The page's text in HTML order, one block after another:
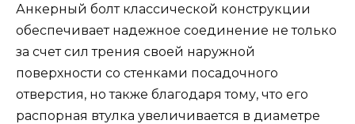
Анкерный болт классической конструкции
обеспечивает надежное соединение не только
за счет сил трения своей наружной
поверхности со стенками посадочного
отверстия, но также благодаря тому, что его
распорная втулка увеличивается в диаметре